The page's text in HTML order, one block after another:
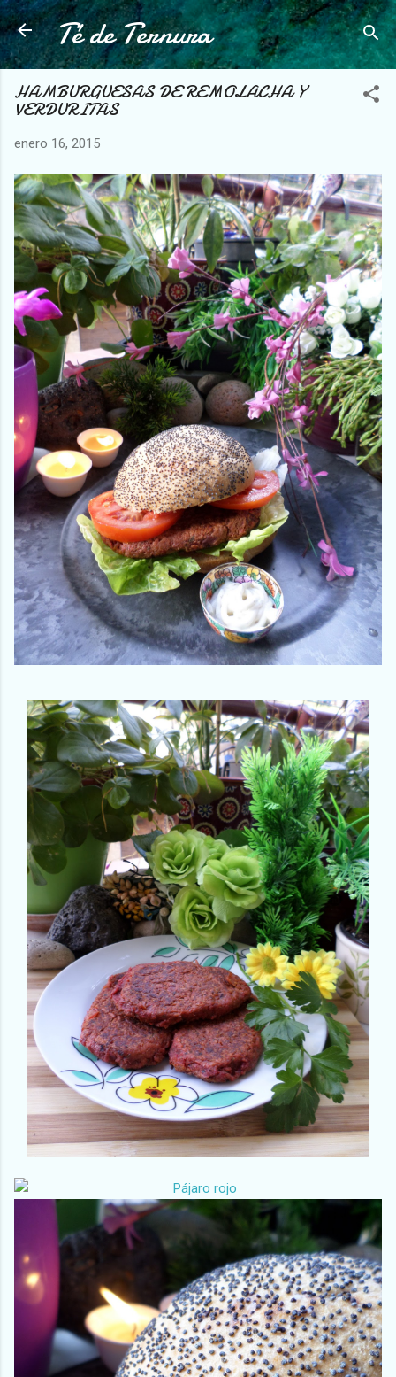
Ir al contenido principal
Té de Ternura
HAMBURGUESAS DE REMOLACHA Y
VERDURITAS
enero 16, 2015